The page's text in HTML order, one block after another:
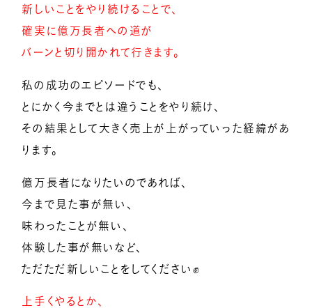
新しいことをやり続けることで、
確実に億万長者への道が
バーンと切り開かれて行きます。
私の成功のエピソードでも、
とにかく今までとは違うことをやり続け、
その結果として大きく売上が上がっていった経緯があ
ります。
億万長者になりたいのであれば、
今まで見た事が無い、
味わったことが無い、
体験した事が無いなど、
ただただ新しいことをしてください✊
上手くやるとか、